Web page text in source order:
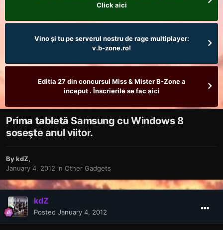
Click aici
Vino și tu pe serverul nostru de rage multiplayer:
v.b-zone.ro!
Editia 27 din concursul Miss & Mister B-Zone a
inceput . Înscrierile se fac aici
Prima tabletă Samsung cu Windows 8
soseşte anul viitor.
BykdZ,
January 4, 2012 in Other Gadgets
kdZ
Posted January 4, 2012